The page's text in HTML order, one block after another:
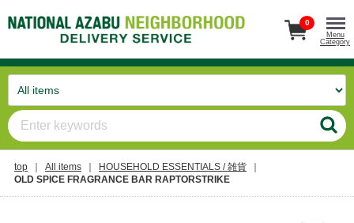
0
Menu
Category
top All items
HOUSEHOLD ESSENTIALS / 雑貨
OLD SPICE FRAGRANCE BAR RAPTORSTRIKE